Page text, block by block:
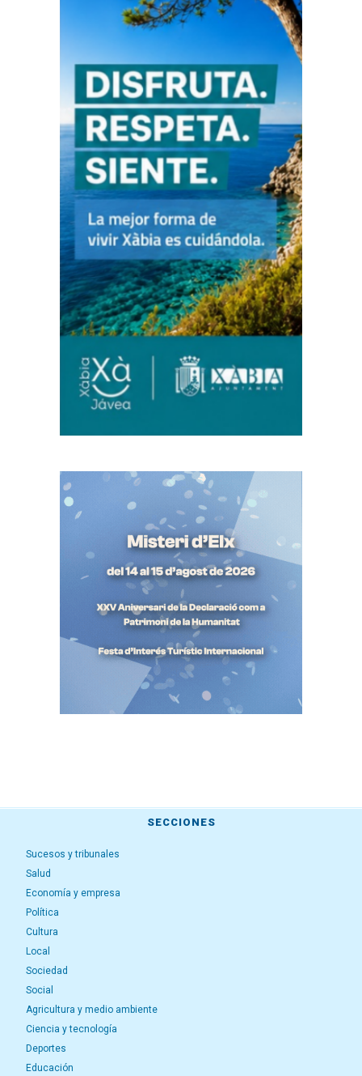
SECCIONES
Sucesos y tribunales
Salud
Economía y empresa
Política
Cultura
Local
Sociedad
Social
Agricultura y medio ambiente
Ciencia y tecnología
Deportes
Educación